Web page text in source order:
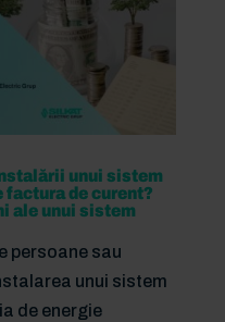
unui sistem
factura de curent?
ale unui sistem
persoane sau
unui sistem
de energie